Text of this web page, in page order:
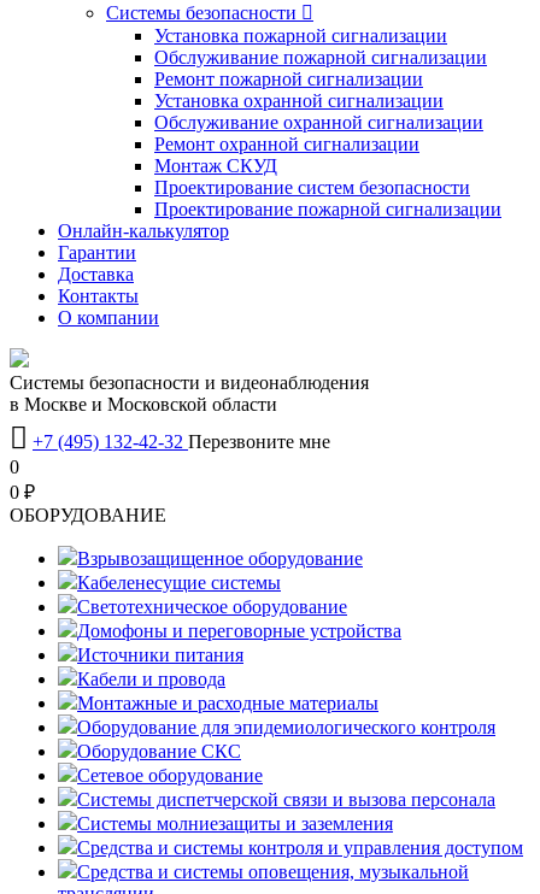
Системы безопасности 
Установка пожарной сигнализации
Обслуживание пожарной сигнализации
Ремонт пожарной сигнализации
Установка охранной сигнализации
Обслуживание охранной сигнализации
Ремонт охранной сигнализации
Монтаж СКУД
Проектирование систем безопасности
Проектирование пожарной сигнализации
Онлайн-калькулятор
Гарантии
Доставка
Контакты
О компании
Системы безопасности и видеонаблюдения
в Москве и Московской области
 +7 (495) 132-42-32 Перезвоните мне
0
0 ₽
OБОРУДОВАНИЕ
Взрывозащищенное оборудование
Кабеленесущие системы
Светотехническое оборудование
Домофоны и переговорные устройства
Источники питания
Кабели и провода
Монтажные и расходные материалы
Оборудование для эпидемиологического контроля
Оборудование СКС
Сетевое оборудование
Системы диспетчерской связи и вызова персонала
Системы молниезащиты и заземления
Средства и системы контроля и управления доступом
Средства и системы оповещения, музыкальной